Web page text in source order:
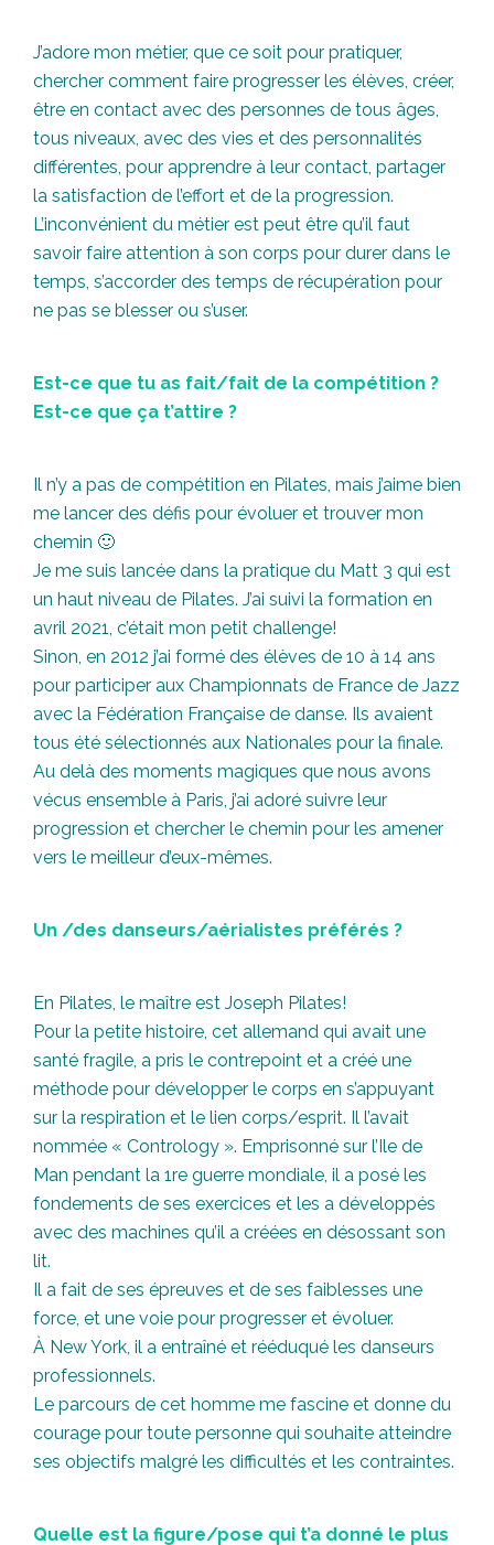
J’adore mon métier, que ce soit pour pratiquer,
chercher comment faire progresser les élèves, créer,
être en contact avec des personnes de tous âges,
tous niveaux, avec des vies et des personnalités
différentes, pour apprendre à leur contact, partager
la satisfaction de l’effort et de la progression.
L’inconvénient du métier est peut être qu’il faut
savoir faire attention à son corps pour durer dans le
temps, s’accorder des temps de récupération pour
ne pas se blesser ou s’user.
Est-ce que tu as fait/fait de la compétition ?
Est-ce que ça t’attire ?
Il n’y a pas de compétition en Pilates, mais j’aime bien
me lancer des défis pour évoluer et trouver mon
chemin 🙂
Je me suis lancée dans la pratique du Matt 3 qui est
un haut niveau de Pilates. J’ai suivi la formation en
avril 2021, c’était mon petit challenge!
Sinon, en 2012 j’ai formé des élèves de 10 à 14 ans
pour participer aux Championnats de France de Jazz
avec la Fédération Française de danse. Ils avaient
tous été sélectionnés aux Nationales pour la finale.
Au delà des moments magiques que nous avons
vécus ensemble à Paris, j’ai adoré suivre leur
progression et chercher le chemin pour les amener
vers le meilleur d’eux-mêmes.
Un /des danseurs/aérialistes préférés ?
En Pilates, le maître est Joseph Pilates!
Pour la petite histoire, cet allemand qui avait une
santé fragile, a pris le contrepoint et a créé une
méthode pour développer le corps en s’appuyant
sur la respiration et le lien corps/esprit. Il l’avait
nommée « Contrology ». Emprisonné sur l’Ile de
Man pendant la 1re guerre mondiale, il a posé les
fondements de ses exercices et les a développés
avec des machines qu’il a créées en désossant son
lit.
Il a fait de ses épreuves et de ses faiblesses une
force, et une voie pour progresser et évoluer.
À New York, il a entraîné et rééduqué les danseurs
professionnels.
Le parcours de cet homme me fascine et donne du
courage pour toute personne qui souhaite atteindre
ses objectifs malgré les difficultés et les contraintes.
Quelle est la figure/pose qui t’a donné le plus